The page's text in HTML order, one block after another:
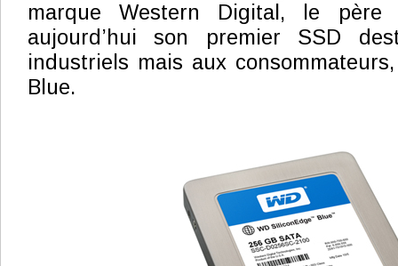
marque Western Digital, le père
aujourd’hui son premier SSD
industriels mais aux
Blue.